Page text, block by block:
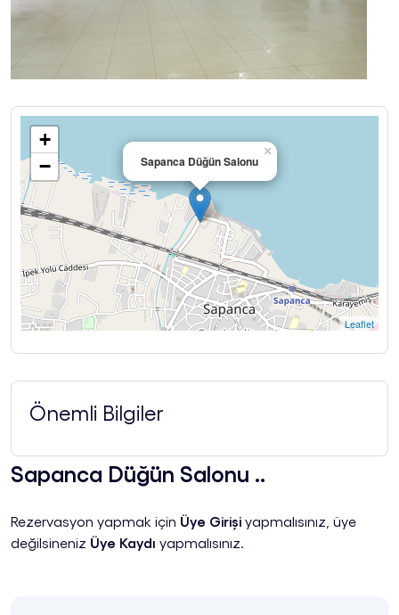
Sapanca Düğün Salonu
×
+
−
Leaflet
Haritada Göster
Önemli Bilgiler
Sapanca Düğün Salonu ..
Rezervasyon yapmak için Üye Girişi yapmalısınız, üye
değilsineniz Üye Kaydı yapmalısınız.